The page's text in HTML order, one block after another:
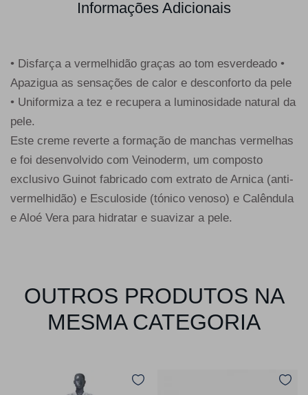
Informações Adicionais
• Disfarça a vermelhidão graças ao tom esverdeado •
Apazigua as sensações de calor e desconforto da pele
• Uniformiza a tez e recupera a luminosidade natural da
pele.
Este creme reverte a formação de manchas vermelhas
e foi desenvolvido com Veinoderm, um composto
exclusivo Guinot fabricado com extrato de Arnica (anti-
vermelhidão) e Esculoside (tónico venoso) e Calêndula
e Aloé Vera para hidratar e suavizar a pele.
OUTROS PRODUTOS NA
MESMA CATEGORIA